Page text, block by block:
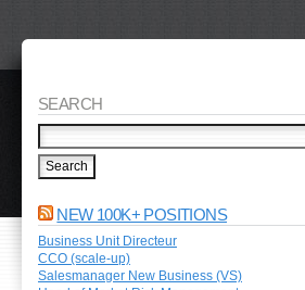
SEARCH
NEW 100K+ POSITIONS
Business Unit Directeur
CCO (scale-up)
Salesmanager New Business (VS)